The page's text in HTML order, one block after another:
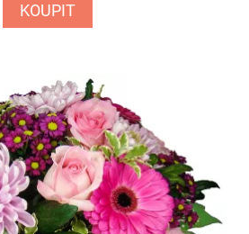
KOUPIT